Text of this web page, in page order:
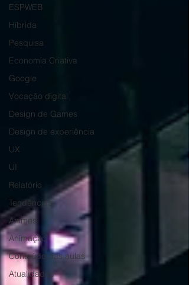
ESPWEB
Híbrida
Pesquisa
Economia Criativa
Google
Vocação digital
Design de Games
Design de experiência
UX
UI
Relatório
Tendências
Animes
Animação
Conteúdo das aulas
Atualidades